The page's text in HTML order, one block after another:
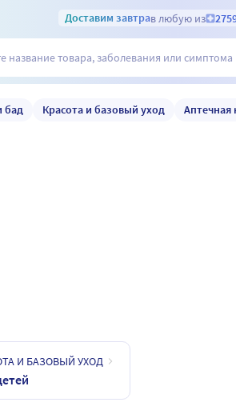
Доставим завтрав любую из
бад Красота и базовый уход Аптечная
И БАЗОВЫЙ УХОД